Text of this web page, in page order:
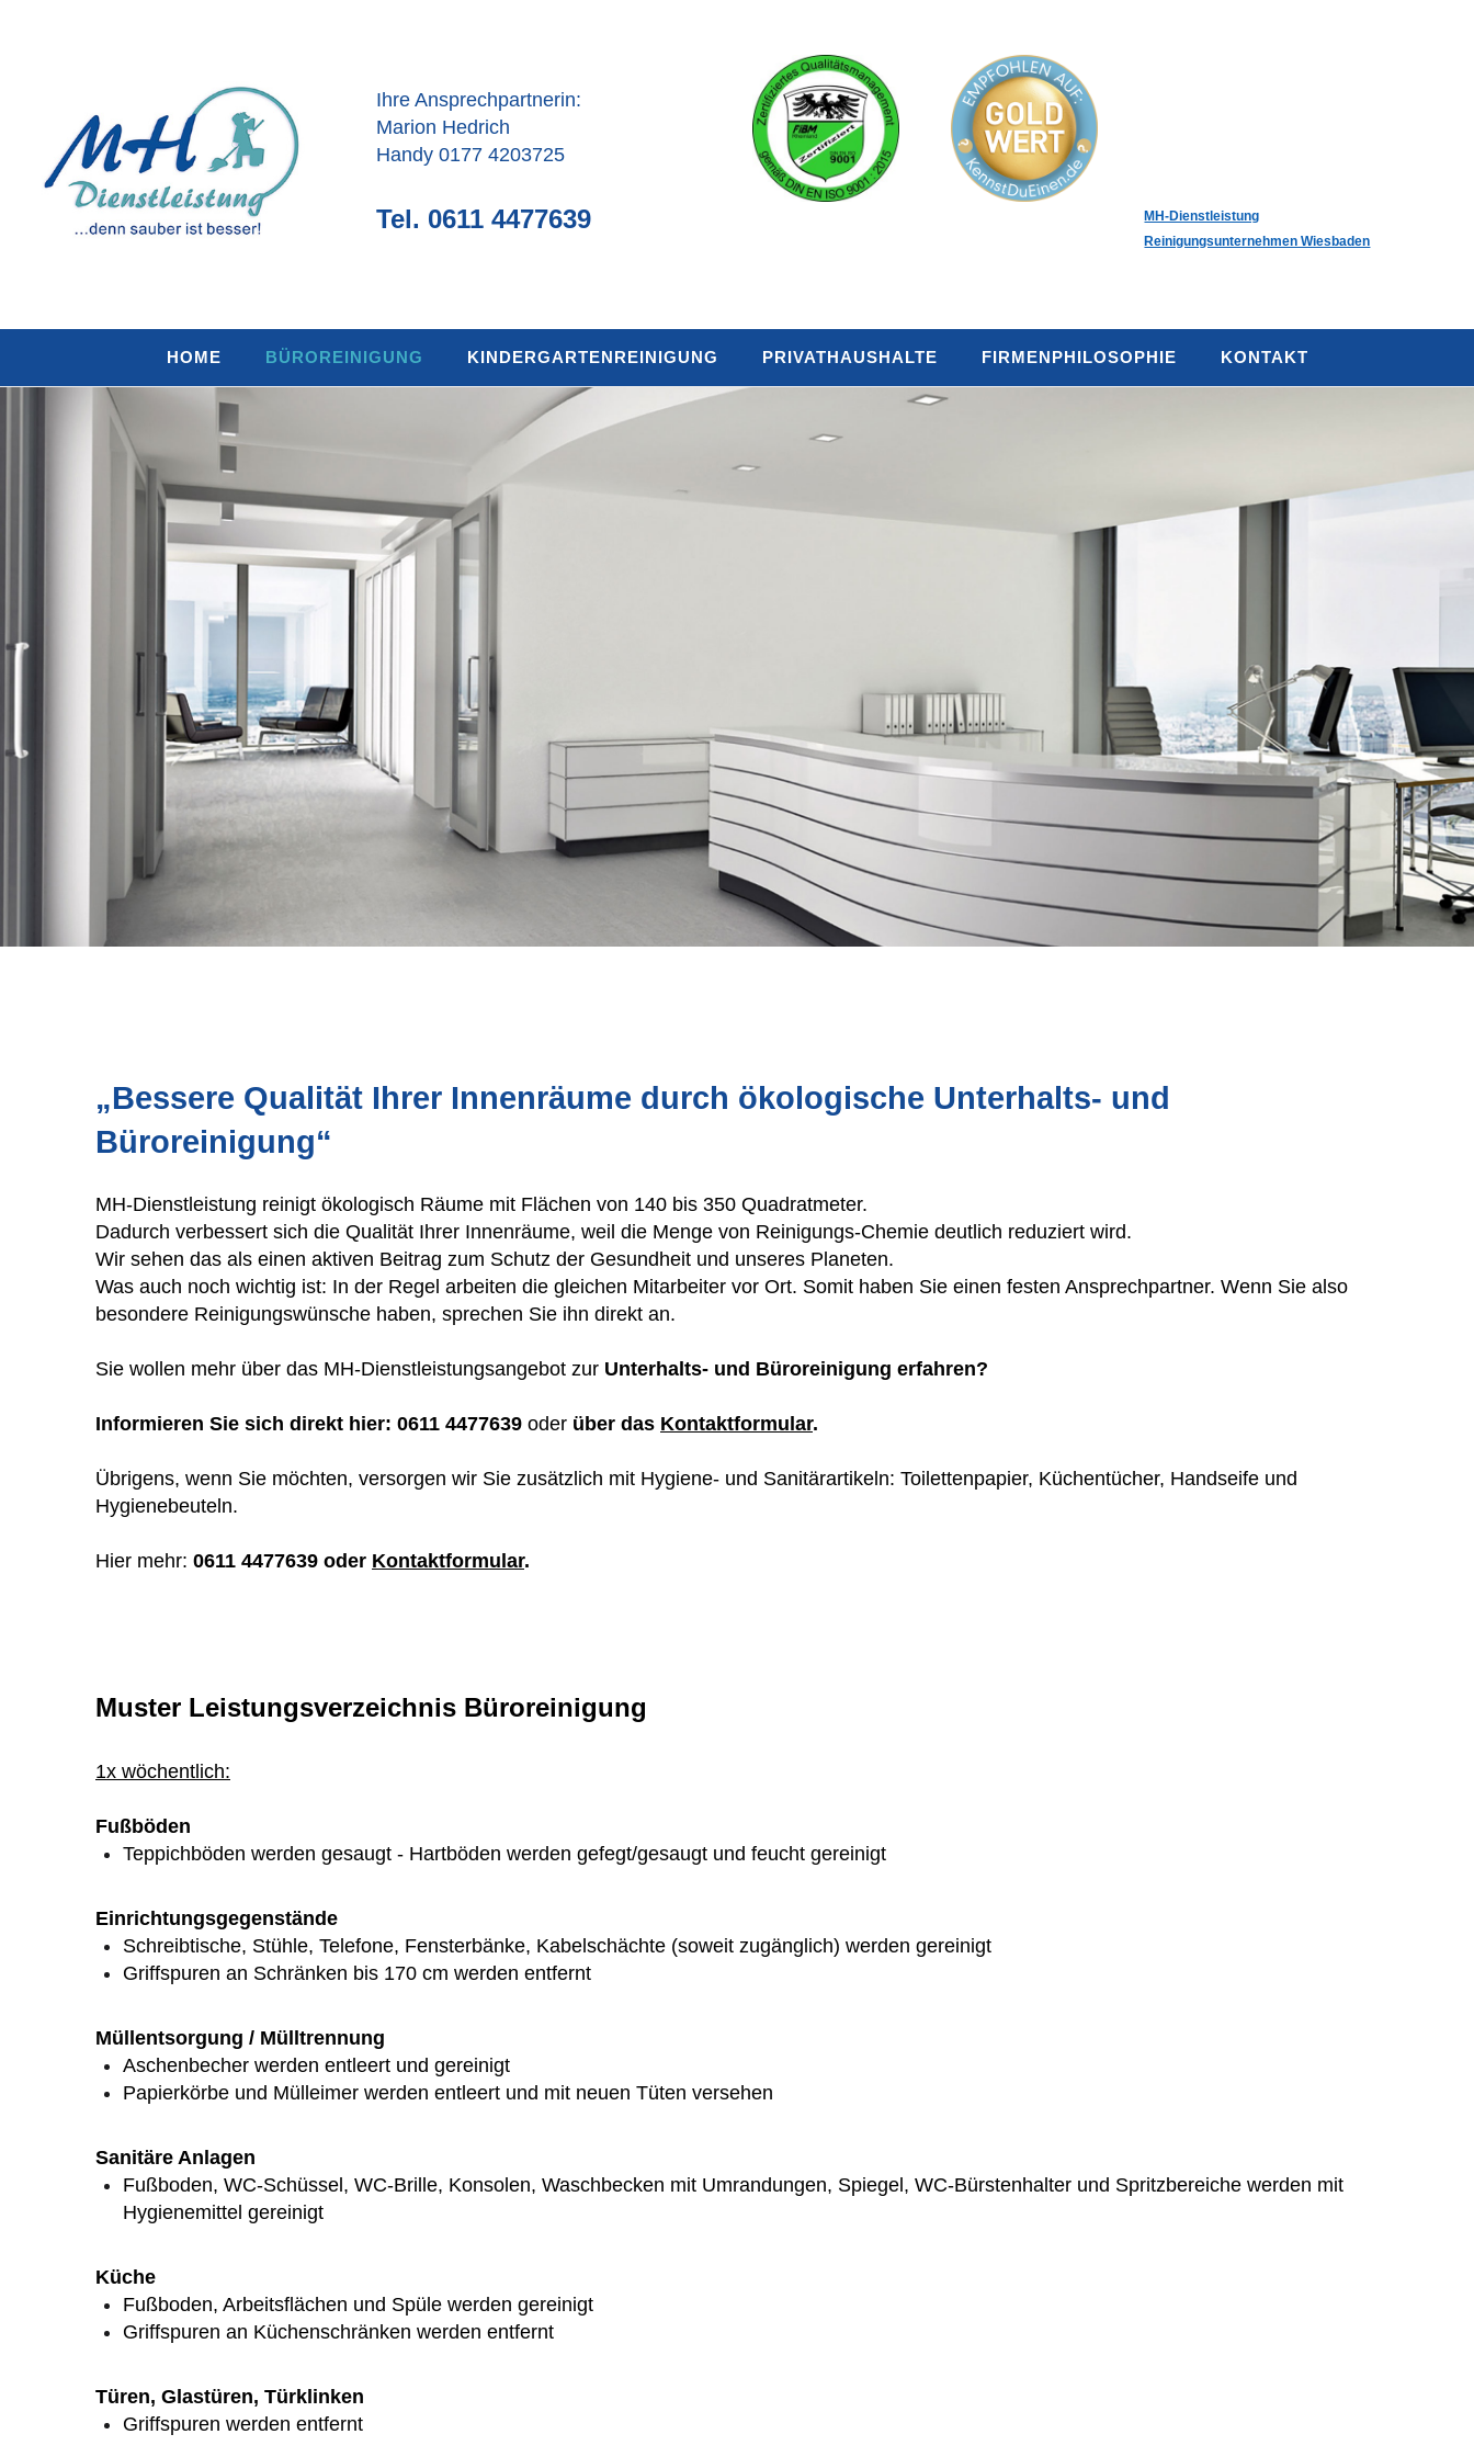
Ihre Ansprechpartnerin:
Marion Hedrich
Handy 0177 4203725
Tel. 0611 4477639
MH-Dienstleistung
Reinigungsunternehmen Wiesbaden
HOME BÜROREINIGUNG KINDERGARTENREINIGUNG PRIVATHAUSHALTE FIRMENPHILOSOPHIE KONTAKT
„Bessere Qualität Ihrer Innenräume durch ökologische Unterhalts- und
Büroreinigung“
MH-Dienstleistung reinigt ökologisch Räume mit Flächen von 140 bis 350 Quadratmeter.
Dadurch verbessert sich die Qualität Ihrer Innenräume, weil die Menge von Reinigungs-Chemie deutlich reduziert wird.
Wir sehen das als einen aktiven Beitrag zum Schutz der Gesundheit und unseres Planeten.
Was auch noch wichtig ist: In der Regel arbeiten die gleichen Mitarbeiter vor Ort. Somit haben Sie einen festen Ansprechpartner. Wenn Sie also
besondere Reinigungswünsche haben, sprechen Sie ihn direkt an.
Sie wollen mehr über das MH-Dienstleistungsangebot zur Unterhalts- und Büroreinigung erfahren?
Informieren Sie sich direkt hier: 0611 4477639 oder über das Kontaktformular.
Übrigens, wenn Sie möchten, versorgen wir Sie zusätzlich mit Hygiene- und Sanitärartikeln: Toilettenpapier, Küchentücher, Handseife und
Hygienebeuteln.
Hier mehr: 0611 4477639 oder Kontaktformular.
Muster Leistungsverzeichnis Büroreinigung
1x wöchentlich:
Fußböden
Teppichböden werden gesaugt - Hartböden werden gefegt/gesaugt und feucht gereinigt
Einrichtungsgegenstände
Schreibtische, Stühle, Telefone, Fensterbänke, Kabelschächte (soweit zugänglich) werden gereinigt
Griffspuren an Schränken bis 170 cm werden entfernt
Müllentsorgung / Mülltrennung
Aschenbecher werden entleert und gereinigt
Papierkörbe und Mülleimer werden entleert und mit neuen Tüten versehen
Sanitäre Anlagen
Fußboden, WC-Schüssel, WC-Brille, Konsolen, Waschbecken mit Umrandungen, Spiegel, WC-Bürstenhalter und Spritzbereiche werden mit
Hygienemittel gereinigt
Küche
Fußboden, Arbeitsflächen und Spüle werden gereinigt
Griffspuren an Küchenschränken werden entfernt
Türen, Glastüren, Türklinken
Griffspuren werden entfernt